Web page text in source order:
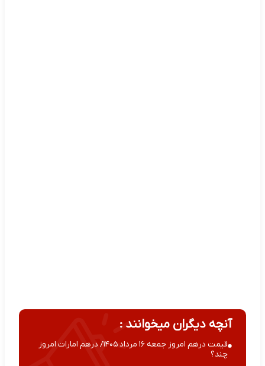
آنچه دیگران میخوانند :
قیمت درهم امروز جمعه ۱۶ مرداد ۱۴۰۵/ درهم امارات امروز
چند؟